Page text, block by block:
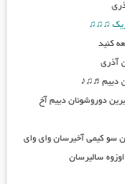
♫♫♫
کنید
آذری
دييم♬♫♪
دوروشونان دييم آخ
سو كيمي آخيرسان واي واي
ساليرسان